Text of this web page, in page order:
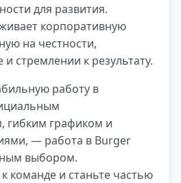
для развития.
корпоративную
на честности,
стремлении к результату.
работу в
гибким графиком и
— работа в Burger
выбором.
команде и станьте частью